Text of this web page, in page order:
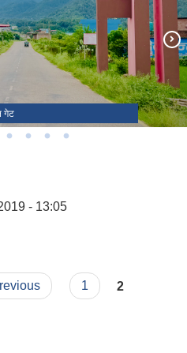
गेट
रोजगार कार्यक्रम।
रहेको वातावरण मैत्री खेल मैदान
- 13:05
1 2